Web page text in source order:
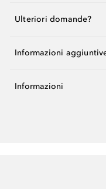
Ulteriori domande?
Informazioni
Informazioni